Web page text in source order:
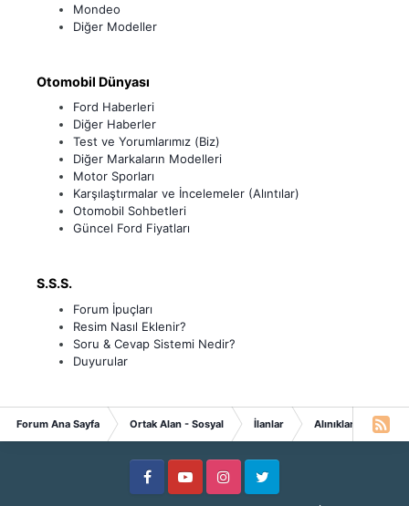
Mondeo
Diğer Modeller
Otomobil Dünyası
Ford Haberleri
Diğer Haberler
Test ve Yorumlarımız (Biz)
Diğer Markaların Modelleri
Motor Sporları
Karşılaştırmalar ve İncelemeler (Alıntılar)
Otomobil Sohbetleri
Güncel Ford Fiyatları
S.S.S.
Forum İpuçları
Resim Nasıl Eklenir?
Soru & Cevap Sistemi Nedir?
Duyurular
Forum Ana Sayfa Ortak Alan - Sosyal İlanlar Alınıklar
FacebookYoutube InstagramTwitter